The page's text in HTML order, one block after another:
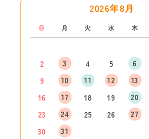
2026年8月
日 月 火 水 木
2
3 4 5 6
9
10 11 12 13
16
17 18 19 20
23
24 25 26 27
30
31